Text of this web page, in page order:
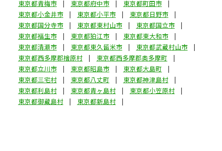
東京都青梅市
東京都府中市
東京都町田市
東京都小金井市
東京都小平市
東京都日野市
東京都国分寺市
東京都東村山市
東京都国立市
東京都福生市
東京都狛江市
東京都東大和市
東京都清瀬市
東京都東久留米市
東京都武蔵村山市
東京都西多摩郡檜原村
東京都西多摩郡奥多摩町
東京都立川市
東京都昭島市
東京都大島町
東京都三宅村
東京都八丈町
東京都神津島村
東京都利島村
東京都青ヶ島村
東京都小笠原村
東京都御蔵島村
東京都新島村